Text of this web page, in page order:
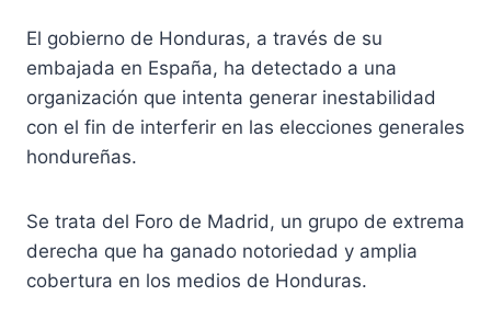
El gobierno de Honduras, a través de su
embajada en España, ha detectado a una
organización que intenta generar inestabilidad
con el fin de interferir en las elecciones generales
hondureñas.
Se trata del Foro de Madrid, un grupo de extrema
derecha que ha ganado notoriedad y amplia
cobertura en los medios de Honduras.